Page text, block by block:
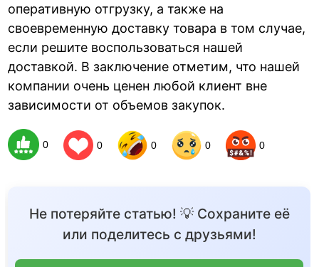
оперативную отгрузку, а также на
своевременную доставку товара в том случае,
если решите воспользоваться нашей
доставкой. В заключение отметим, что нашей
компании очень ценен любой клиент вне
зависимости от объемов закупок.
0 0 0 0 0
Не потеряйте статью! 💡 Сохраните её
или поделитесь с друзьями!